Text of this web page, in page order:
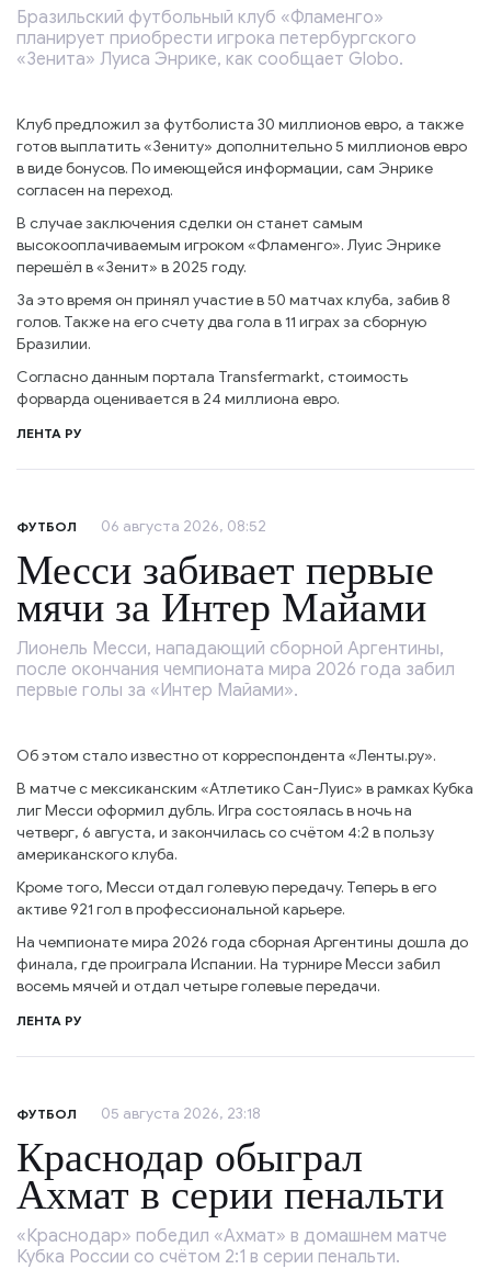
Бразильский футбольный клуб «Фламенго»
планирует приобрести игрока петербургского
«Зенита» Луиса Энрике, как сообщает Globo.
Клуб предложил за футболиста 30 миллионов евро, а также
готов выплатить «Зениту» дополнительно 5 миллионов евро
в виде бонусов. По имеющейся информации, сам Энрике
согласен на переход.
В случае заключения сделки он станет самым
высокооплачиваемым игроком «Фламенго». Луис Энрике
перешёл в «Зенит» в 2025 году.
За это время он принял участие в 50 матчах клуба, забив 8
голов. Также на его счету два гола в 11 играх за сборную
Бразилии.
Согласно данным портала Transfermarkt, стоимость
форварда оценивается в 24 миллиона евро.
ЛЕНТА РУ
ФУТБОЛ 06 августа 2026, 08:52
Месси забивает первые
мячи за Интер Майами
Лионель Месси, нападающий сборной Аргентины,
после окончания чемпионата мира 2026 года забил
первые голы за «Интер Майами».
Об этом стало известно от корреспондента «Ленты.ру».
В матче с мексиканским «Атлетико Сан-Луис» в рамках Кубка
лиг Месси оформил дубль. Игра состоялась в ночь на
четверг, 6 августа, и закончилась со счётом 4:2 в пользу
американского клуба.
Кроме того, Месси отдал голевую передачу. Теперь в его
активе 921 гол в профессиональной карьере.
На чемпионате мира 2026 года сборная Аргентины дошла до
финала, где проиграла Испании. На турнире Месси забил
восемь мячей и отдал четыре голевые передачи.
ЛЕНТА РУ
ФУТБОЛ 05 августа 2026, 23:18
Краснодар обыграл
Ахмат в серии пенальти
«Краснодар» победил «Ахмат» в домашнем матче
Кубка России со счётом 2:1 в серии пенальти.